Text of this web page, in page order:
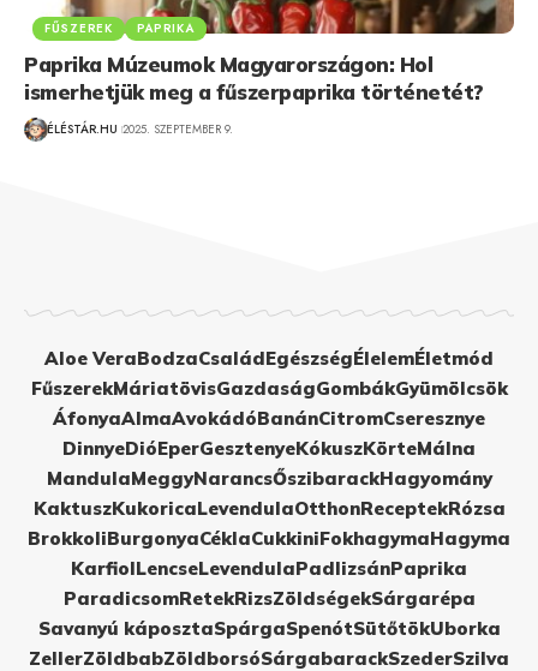
FŰSZEREK PAPRIKA
Paprika Múzeumok Magyarországon: Hol
ismerhetjük meg a fűszerpaprika történetét?
ÉLÉSTÁR.HU 2025. SZEPTEMBER 9.
Aloe VeraBodzaCsaládEgészségÉlelemÉletmód
FűszerekMáriatövisGazdaságGombákGyümölcsök
ÁfonyaAlmaAvokádóBanánCitromCseresznye
DinnyeDióEperGesztenyeKókuszKörteMálna
MandulaMeggyNarancsŐszibarackHagyomány
KaktuszKukoricaLevendulaOtthonReceptekRózsa
BrokkoliBurgonyaCéklaCukkiniFokhagymaHagyma
KarfiolLencseLevendulaPadlizsánPaprika
ParadicsomRetekRizsZöldségekSárgarépa
Savanyú káposztaSpárgaSpenótSütőtökUborka
ZellerZöldbabZöldborsóSárgabarackSzederSzilva